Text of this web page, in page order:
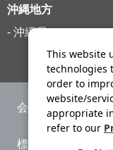
沖縄地方
- 沖縄県
会社案内
標識・約款
This website
technologies
order to
website/
appropriate
refer to our